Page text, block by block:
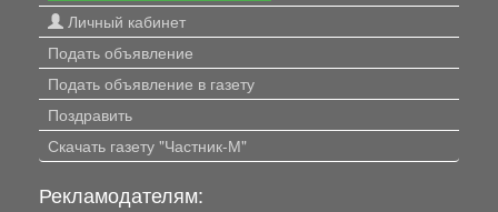
Личный кабинет
Подать объявление
Подать объявление в газету
Поздравить
Скачать газету "Частник-М"
Рекламодателям: